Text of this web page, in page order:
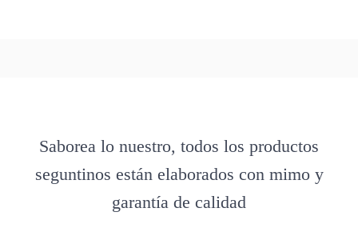
Saborea lo nuestro, todos los productos
seguntinos están elaborados con mimo y
garantía de calidad